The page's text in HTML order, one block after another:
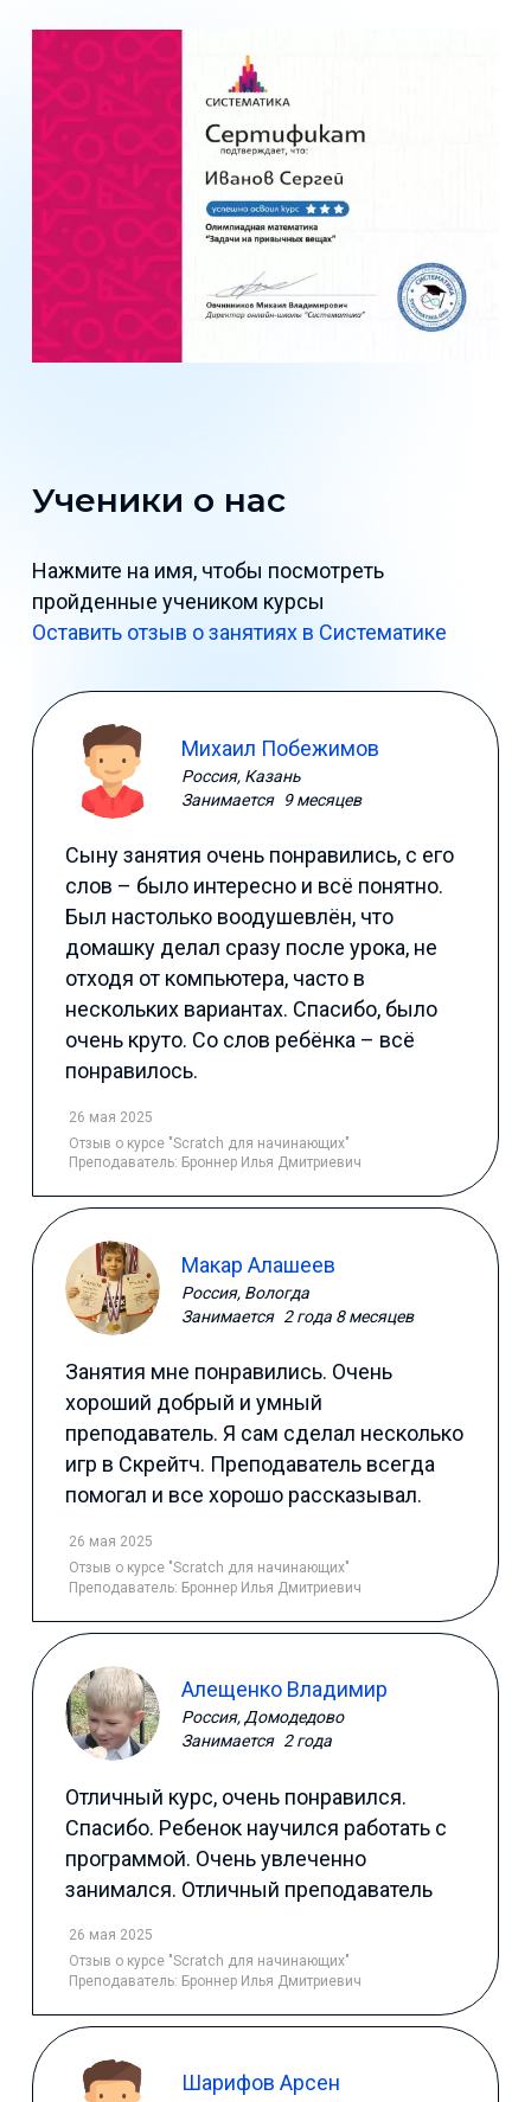
Ученики о нас
Нажмите на имя, чтобы посмотреть
пройденные учеником курсы
Оставить отзыв о занятиях в Систематике
Михаил Побежимов
Россия, Казань
Занимается 9 месяцев
Сыну занятия очень понравились, с его
слов – было интересно и всё понятно.
Был настолько воодушевлён, что
домашку делал сразу после урока, не
отходя от компьютера, часто в
нескольких вариантах. Спасибо, было
очень круто. Со слов ребёнка – всё
понравилось.
26 мая 2025
Отзыв о курсе "Scratch для начинающих"
Преподаватель: Броннер Илья Дмитриевич
Макар Алашеев
Россия, Вологда
Занимается 2 года 8 месяцев
Занятия мне понравились. Очень
хороший добрый и умный
преподаватель. Я сам сделал несколько
игр в Скрейтч. Преподаватель всегда
помогал и все хорошо рассказывал.
26 мая 2025
Отзыв о курсе "Scratch для начинающих"
Преподаватель: Броннер Илья Дмитриевич
Алещенко Владимир
Россия, Домодедово
Занимается 2 года
Отличный курс, очень понравился.
Спасибо. Ребенок научился работать с
программой. Очень увлеченно
занимался. Отличный преподаватель
26 мая 2025
Отзыв о курсе "Scratch для начинающих"
Преподаватель: Броннер Илья Дмитриевич
Шарифов Арсен